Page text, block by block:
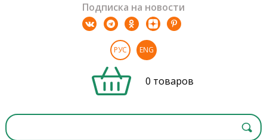
Подписка на новости
РУС ENG
0 товаров